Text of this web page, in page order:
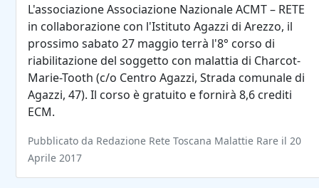
L'associazione Associazione Nazionale ACMT – RETE
in collaborazione con l'Istituto Agazzi di Arezzo, il
prossimo sabato 27 maggio terrà l'8° corso di
riabilitazione del soggetto con malattia di Charcot-
Marie-Tooth (c/o Centro Agazzi, Strada comunale di
Agazzi, 47). Il corso è gratuito e fornirà 8,6 crediti
ECM.
Pubblicato da Redazione Rete Toscana Malattie Rare il 20
Aprile 2017